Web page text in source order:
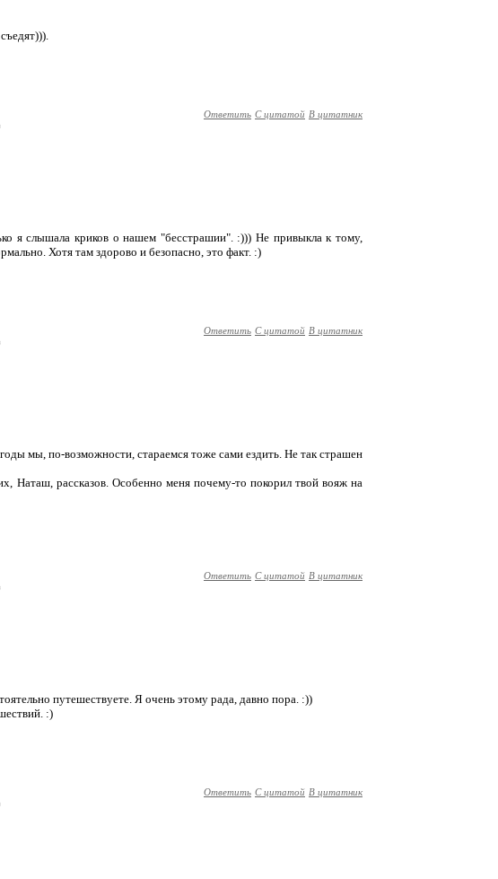
Ответить С цитатой В цитатник
я слышала криков о нашем "бесстрашии". :))) Не привыкла к тому,
Хотя там здорово и безопасно, это факт. :)
Ответить С цитатой В цитатник
мы, по-возможности, стараемся тоже сами ездить. Не так страшен
Наташ, рассказов. Особенно меня почему-то покорил твой вояж на
Ответить С цитатой В цитатник
путешествуете. Я очень этому рада, давно пора. :))
:)
Ответить С цитатой В цитатник